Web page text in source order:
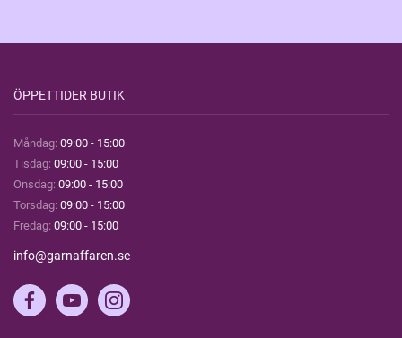
ÖPPETTIDER BUTIK
Måndag: 09:00 - 15:00
Tisdag: 09:00 - 15:00
Onsdag: 09:00 - 15:00
Torsdag: 09:00 - 15:00
Fredag: 09:00 - 15:00
info@garnaffaren.se